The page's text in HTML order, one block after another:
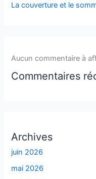
La couverture et le
Aucun commentaire à
Commentaires
Archives
juin 2026
mai 2026